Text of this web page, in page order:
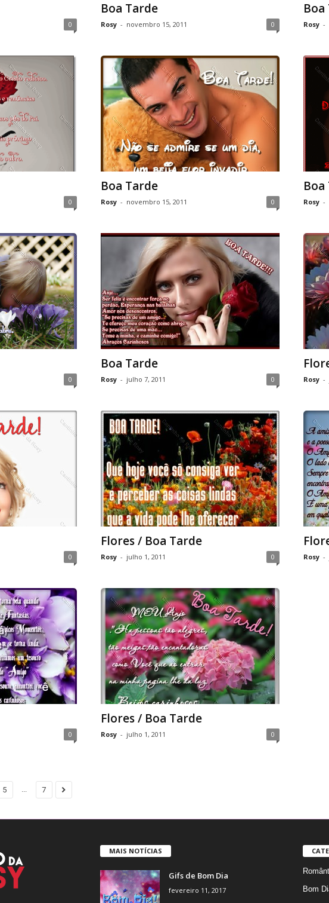
0
Boa Tarde
Rosy - novembro 15, 2011 0
Boa
Rosy -
0
Boa Tarde
Rosy - novembro 15, 2011 0
Boa
Rosy -
0
Boa Tarde
Rosy - julho 7, 2011 0 Rosy -
0
Flores / Boa Tarde
Rosy - julho 1, 2011 0 Rosy -
0
Flores / Boa Tarde
Rosy - julho 1, 2011 0
5 ... 7
MAIS NOTÍCIAS
Gifs de Bom Dia
fevereiro 11, 2017 Bom